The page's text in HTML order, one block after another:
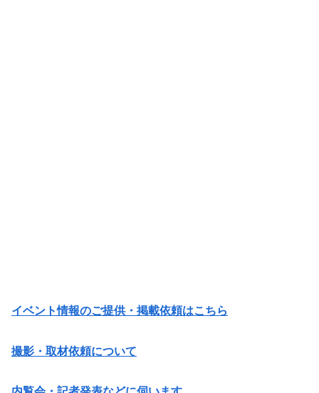
イベント情報のご提供・掲載依頼はこちら
撮影・取材依頼について